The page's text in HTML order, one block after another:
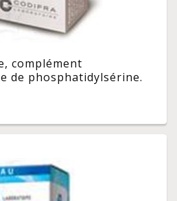
complément
de phosphatidylsérine.